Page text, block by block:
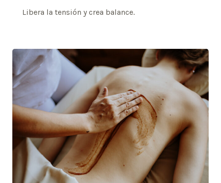
Libera la tensión y crea balance.